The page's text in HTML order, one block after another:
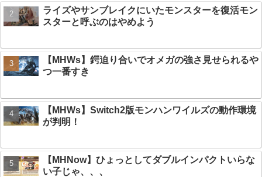
ライズやサンブレイクにいたモンスターを復活モン
スターと呼ぶのはやめよう
【MHWs】鍔迫り合いでオメガの強さ見せられるや
つ一番すき
【MHWs】Switch2版モンハンワイルズの動作環境
が判明！
【MHNow】ひょっとしてダブルインパクトいらな
い子じゃ、、、